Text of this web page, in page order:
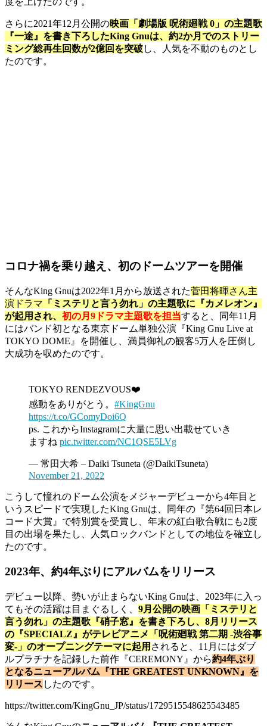
さらに2021年12月公開の映画「劇場版 呪術廻戦 0」の主題歌
『一途』を書き下ろしたKing Gnuは、約2か月でのストリー
ミング総再生回数が2億回を突破し、人気を不動のものとし
たのです。
コロナ禍を乗り越え、初のドームツアーを開催
そんなKing Gnuは2022年1月から放送された菅田将暉さん主
演ドラマ 「ミステリと言う勿れ」の主題歌に『カメレオン』
が起用され、 初の月9ドラマ主題歌を担当すると、同年11月
にはバンド初となる東京ドーム単独公演『King Gnu Live at
TOKYO DOME』を開催し、満員御礼の観客5万人を圧倒し
大成功を収めたのです。
TOKYO RENDEZVOUS❤️
感動をありがとう。 #KingGnu
https://t.co/GComyDoi6Q
ps. これからInstagramに大量に思い出載せていき
ますね pic.twitter.com/NC1QSE5LVg
— 常田大希 – Daiki Tsuneta (@DaikiTsuneta)
November 21, 2022
こうして憧れのドーム公演をメジャーデビューから4年目と
いうスピードで実現したKing Gnuは、同年の『第64回日本レ
コード大賞』で特別賞を受賞し、年末の紅白歌合戦にも2度
目の出場を果たし、人気ロックバンドとしての地位を確立し
たのです。
2023年、約4年ぶりにアルバムをリリース
デビュー以降、勢いが止まらないKing Gnuは、2023年に入っ
てもその活躍は目まぐるしく、 9月公開の映画「ミステリと
言う勿れ」の主題歌『硝子窓』を書き下ろし、8月リリース
の『SPECIALZ』がテレビアニメ「呪術廻戦 第二期 -渋谷事
変-」のオープニングテーマに起用 されると、11月にはダブ
ルプラチナを記録した前作『CEREMONY』から約4年ぶり
となるニューアルバム『THE GREATEST UNKNOWN』を
リリース したのです。
https://twitter.com/KingGnu_JP/status/1729515548625543485